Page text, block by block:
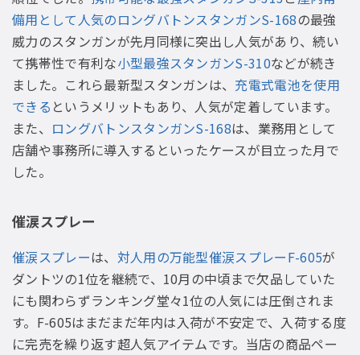
備用として人気のロングバトンスタンガンS-168の最強
威力のスタンガンが先月同様に突出し人気があり、続い
て携帯性で有利な小型最強スタンガンS-310などが続き
ました。これら最新型スタンガンは、 充電式電池を使用
できる というメリットもあり、人気が定着しています。
また、 ロングバトンスタンガンS-168は、業務用として
店舗や事務所に導入するといったケースが目立った月で
した。
催涙スプレー
催涙スプレーは、 対人用の万能型催涙スプレーF-605が
ダントツの1位を継続で、10月の中頃まで欠品していた
にも関わらずランキング堂々1位の人気には圧倒されま
す。F-605はまだまだ年内は入荷が不安定で、入荷する度
に完売を繰り返す超人気アイテムです。当店の商品ペー